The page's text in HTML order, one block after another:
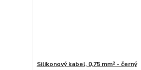
Silikonový kabel, 0,75 mm² - černý